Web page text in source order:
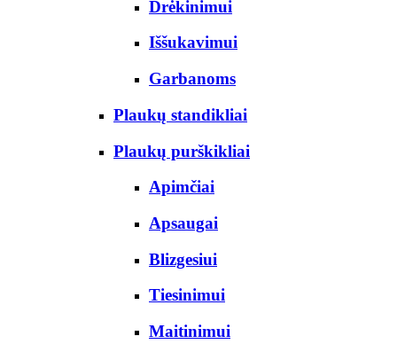
Drėkinimui
Iššukavimui
Garbanoms
Plaukų standikliai
Plaukų purškikliai
Apimčiai
Apsaugai
Blizgesiui
Tiesinimui
Maitinimui